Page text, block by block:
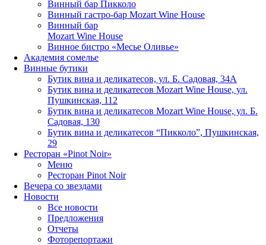
Винный бар Пикколо
Винный гастро-бар Mozart Wine House
Винный бар
Mozart Wine House
Винное бистро «Месье Оливье»
Академия сомелье
Винные бутики
Бутик вина и деликатесов, ул. Б. Садовая, 34А
Бутик вина и деликатесов Mozart Wine House, ул.
Пушкинская, 112
Бутик вина и деликатесов Mozart Wine House, ул. Б.
Садовая, 130
Бутик вина и деликатесов “Пикколо”, Пушкинская,
29
Ресторан «Pinot Noir»
Меню
Ресторан Pinot Noir
Вечера со звездами
Новости
Все новости
Предложения
Отчеты
Фоторепортажи